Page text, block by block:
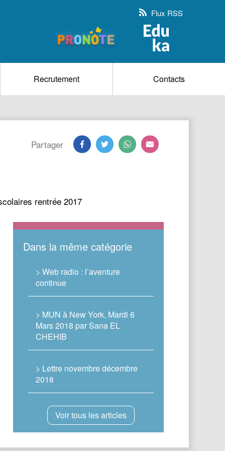
Flux RSS
Recrutement Contacts
Partager
rentrée 2017
Dans la même catégorie
> Web radio : l’aventure
continue
> MUN à New York, Mardi 6
Mars 2018 par Sana EL
CHEHIB
> Lettre novembre décembre
2018
Voir tous les articles